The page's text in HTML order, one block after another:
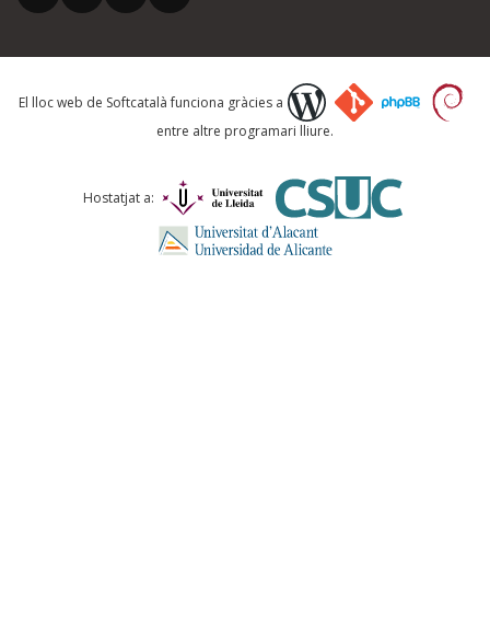
Què proposeu?
Comentari *
El lloc web de Softcatalà funciona gràcies a
entre altre programari lliure.
Hostatjat a: